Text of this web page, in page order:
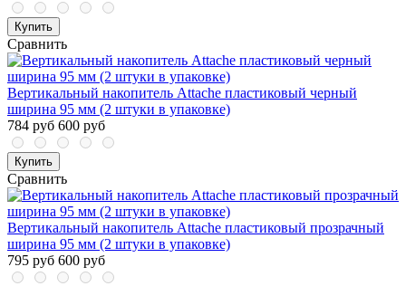
Купить
Сравнить
Вертикальный накопитель Attache пластиковый черный
ширина 95 мм (2 штуки в упаковке)
784 руб 600 руб
Купить
Сравнить
Вертикальный накопитель Attache пластиковый прозрачный
ширина 95 мм (2 штуки в упаковке)
795 руб 600 руб